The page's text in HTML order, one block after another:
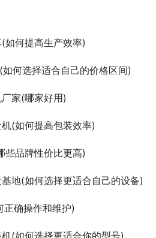
如何提高生产效率)
何选择适合自己的价格区间)
家(哪家好用)
(如何提高包装效率)
些品牌性价比更高)
地(如何选择更适合自己的设备)
确操作和维护)
(如何选择更适合你的型号)